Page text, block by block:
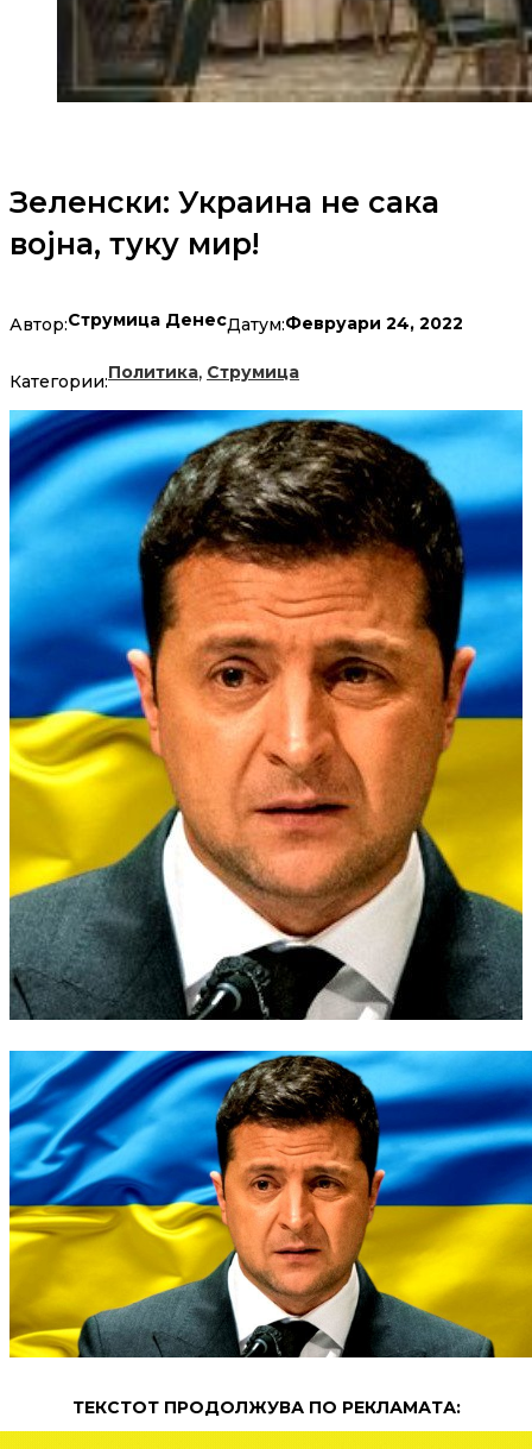
Зеленски: Украина не сака
војна, туку мир!
Автор:Струмица ДенесДатум:Февруари 24, 2022
Категории:Политика, Струмица
ТЕКСТОТ ПРОДОЛЖУВА ПО РЕКЛАМАТА: